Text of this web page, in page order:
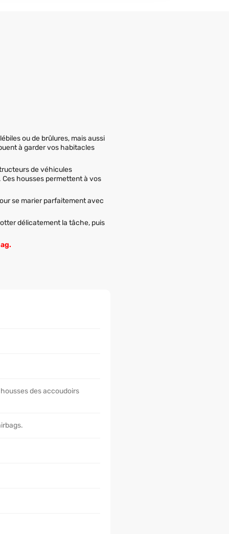
ou de brûlures, mais aussi
à garder vos habitacles
de véhicules
Ces housses permettent à vos
se marier parfaitement avec
délicatement la tâche, puis
des accoudoirs